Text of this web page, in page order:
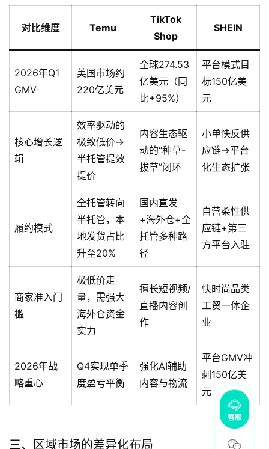
对比维度 Temu
TikTok
Shop
SHEIN
2026年Q1
GMV
美国市场约
220亿美元
全球274.53
亿美元（同
比+95%）
平台模式目
标150亿美
元
核心增长逻
辑
效率驱动的
极致低价→
半托管提效
提价
内容生态驱
动的“种草-
拔草”闭环
小单快反供
应链→平台
化生态扩张
履约模式
全托管转向
半托管，本
地发货占比
升至20%
国内直发
+海外仓+全
托管多种路
径
自营柔性供
应链+第三
方平台入驻
商家准入门
槛
极低价走
量，需强大
海外仓资金
实力
擅长短视频/
直播内容创
作
快时尚品类
工贸一体企
业
2026年战
略重心
Q4实现单季
度盈亏平衡
强化AI辅助
内容与物流
平台GMV冲
刺150亿美
元
三、区域市场的差异化布局